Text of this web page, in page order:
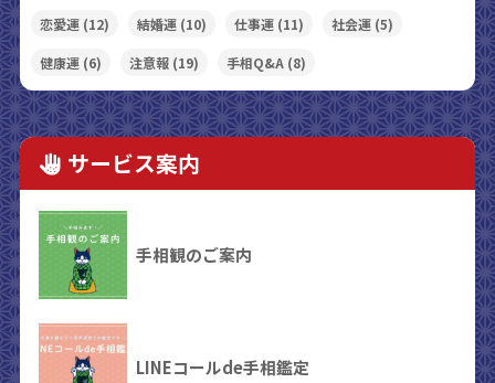
恋愛運(12) 結婚運(10) 仕事運(11) 社会運(5)
健康運(6) 注意報(19) 手相Q&A(8)
サービス案内
手相観のご案内
LINEコールde手相鑑定